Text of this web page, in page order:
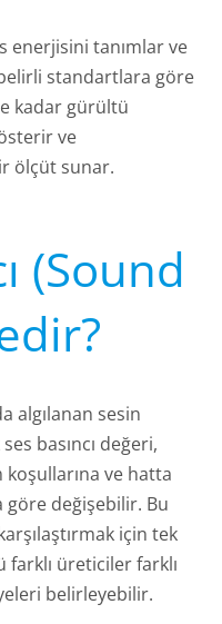
enerjisini tanımlar ve
standartlara göre
kadar gürültü
ve
ölçüt sunar.
(Sound
algılanan sesin
basıncı değeri,
ve hatta
göre değişebilir. Bu
için tek
üreticiler farklı
belirleyebilir.